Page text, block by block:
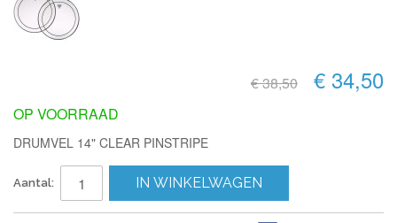
€ 38,50 € 34,50
OP VOORRAAD
DRUMVEL 14" CLEAR PINSTRIPE
Aantal: IN WINKELWAGEN